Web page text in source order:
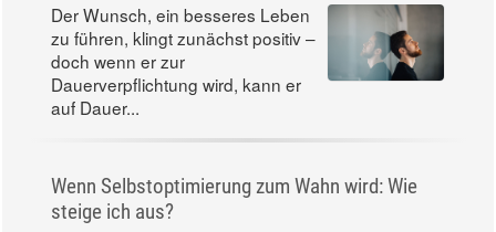
Der Wunsch, ein besseres Leben
zu führen, klingt zunächst positiv –
doch wenn er zur
Dauerverpflichtung wird, kann er
auf Dauer...
Wenn Selbstoptimierung zum Wahn wird: Wie
steige ich aus?